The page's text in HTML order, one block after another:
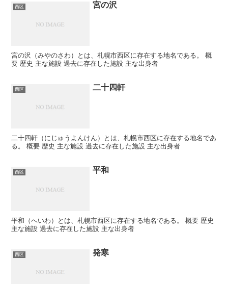
西区 宮の沢
宮の沢（みやのさわ）とは、札幌市西区に存在する地名である。 概
要 歴史 主な施設 過去に存在した施設 主な出身者
西区 二十四軒
二十四軒（にじゅうよんけん）とは、札幌市西区に存在する地名であ
る。 概要 歴史 主な施設 過去に存在した施設 主な出身者
西区 平和
平和（へいわ）とは、札幌市西区に存在する地名である。 概要 歴史
主な施設 過去に存在した施設 主な出身者
西区 発寒